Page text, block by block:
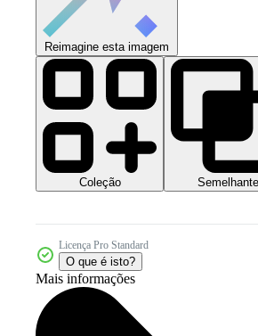
Reimagine esta imagem
Coleção Semelhante
Licença Pro Standard
O que é isto?
Mais informações